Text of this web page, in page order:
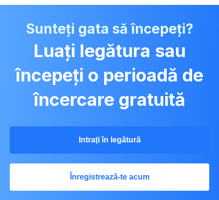
Sunteți gata să începeți?
Luați legătura sau
începeți o perioadă de
încercare gratuită
Intrați în legătură
Înregistrează-te acum